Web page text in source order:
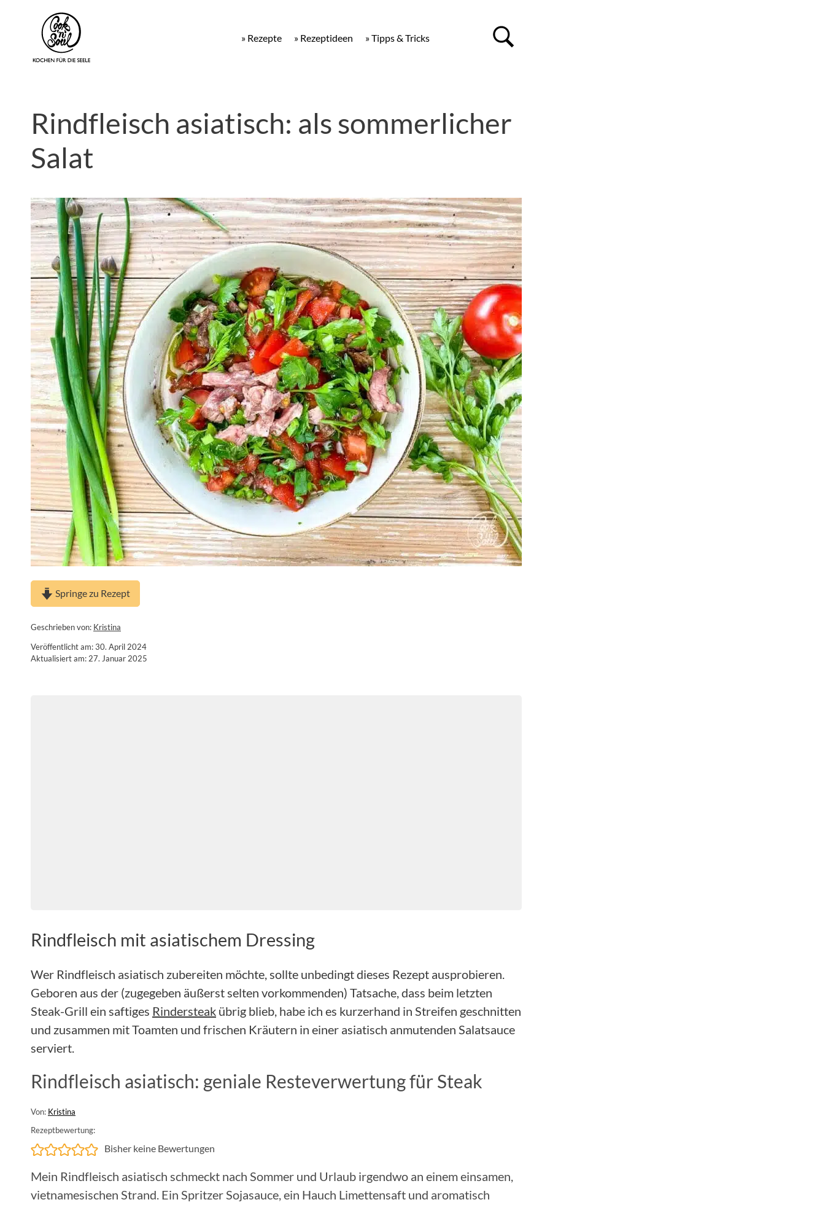
» Tipps & Tricks
» Rezeptideen
» Rezepte
Rindfleisch asiatisch: als sommerlicher
Salat
Springe zu Rezept
Geschrieben von: Kristina
Veröffentlicht am: 30. April 2024
Aktualisiert am: 27. Januar 2025
Rindfleisch mit asiatischem Dressing
Wer Rindfleisch asiatisch zubereiten möchte, sollte unbedingt dieses Rezept ausprobieren.
Geboren aus der (zugegeben äußerst selten vorkommenden) Tatsache, dass beim letzten
Steak-Grill ein saftiges Rindersteak übrig blieb, habe ich es kurzerhand in Streifen geschnitten
und zusammen mit Toamten und frischen Kräutern in einer asiatisch anmutenden Salatsauce
serviert.
Rindfleisch asiatisch: geniale Resteverwertung für Steak
Von: Kristina
Rezeptbewertung:
Bisher keine Bewertungen
Mein Rindfleisch asiatisch schmeckt nach Sommer und Urlaub irgendwo an einem einsamen,
vietnamesischen Strand. Ein Spritzer Sojasauce, ein Hauch Limettensaft und aromatisch